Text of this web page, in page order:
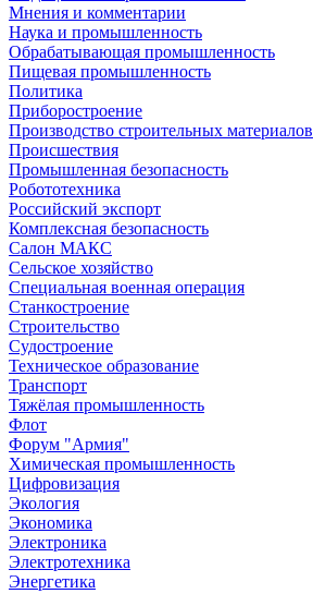
Мнения и комментарии
Наука и промышленность
Обрабатывающая промышленность
Пищевая промышленность
Политика
Приборостроение
Производство строительных материалов
Происшествия
Промышленная безопасность
Робототехника
Российский экспорт
Комплексная безопасность
Салон МАКС
Сельское хозяйство
Специальная военная операция
Станкостроение
Строительство
Судостроение
Техническое образование
Транспорт
Тяжёлая промышленность
Флот
Форум "Армия"
Химическая промышленность
Цифровизация
Экология
Экономика
Электроника
Электротехника
Энергетика